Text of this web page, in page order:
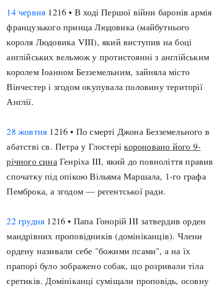
14 червня 1216 • В ході Першої війни баронів армія
французького принца Людовика (майбутнього
короля Людовика VIII), який виступив на боці
англійських вельмож у протистоянні з англійським
королем Іоанном Безземельним, зайняла місто
Вінчестер і згодом окупувала половину території
Англії.
28 жовтня 1216 • По смерті Джона Безземельного в
абатстві св. Петра у Глостерікороновано його 9-
річного синаГенріха III, який до повноліття правив
спочатку під опікою Вільяма Маршала, 1-го графа
Пемброка, а згодом — регентської ради.
22 грудня 1216 • Папа Гонорій III затвердив орден
мандрівних проповідників (домініканців). Члени
ордену називали себе "божими псами", а на їх
прапорі було зображено собак, що розривали тіла
єретиків. Домініканці суміщали проповідь, осовну